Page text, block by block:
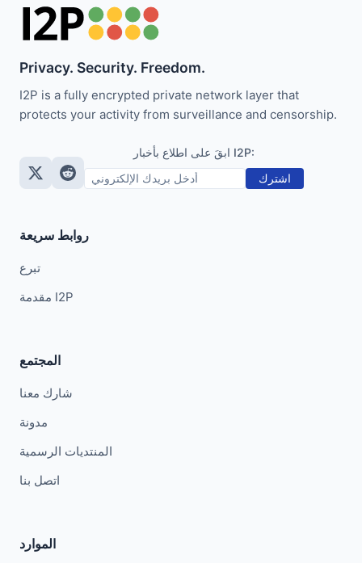
Privacy. Security. Freedom.
I2P is a fully encrypted private network layer that
protects your activity from surveillance and censorship.
ابقَ على اطلاع بأخبار I2P:
اشترك
روابط سريعة
تبرع
مقدمة I2P
المجتمع
شارك معنا
مدونة
المنتديات الرسمية
اتصل بنا
الموارد